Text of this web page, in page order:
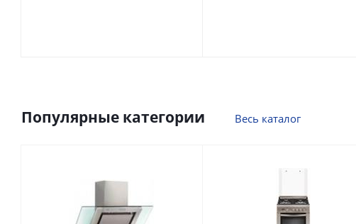
Популярные категории Весь каталог